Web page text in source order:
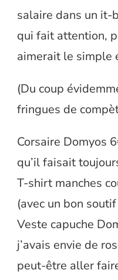
salaire dans un it-
qui fait attention,
aimerait le simple
(Du coup
fringues de
Corsaire Domyos
qu’il faisait
T-shirt manches
(avec un bon
Veste capuche
j’avais envie de
peut-être aller